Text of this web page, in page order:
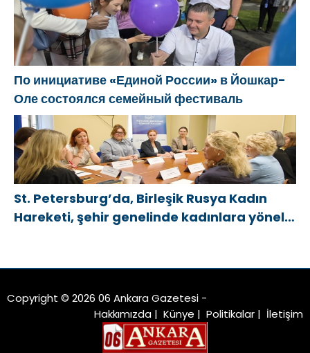
По инициативе «Единой России» в Йошкар-
Оле состоялся семейный фестиваль
St. Petersburg’da, Birleşik Rusya Kadın
Hareketi, şehir genelinde kadınlara yönelik
Copyright © 2026 06 Ankara Gazetesi -
Hakkımızda | Künye | Politikalar | İletişim